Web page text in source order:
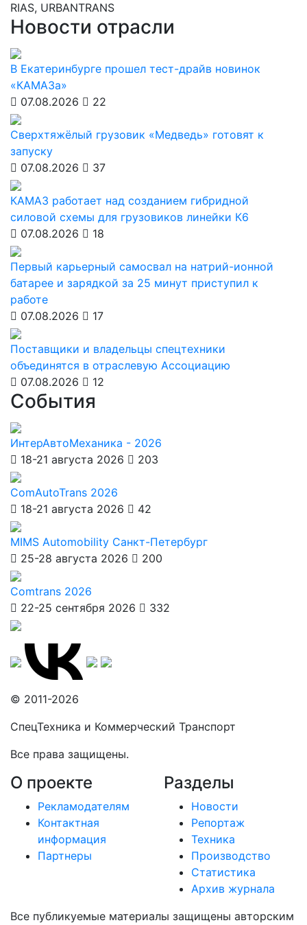
RIAS, URBANTRANS
Новости отрасли
В Екатеринбурге прошел тест-драйв новинок
«КАМАЗа»
07.08.2026
22
Сверхтяжёлый грузовик «Медведь» готовят к
запуску
07.08.2026
37
КАМАЗ работает над созданием гибридной
силовой схемы для грузовиков линейки К6
07.08.2026
18
Первый карьерный самосвал на натрий-ионной
батарее и зарядкой за 25 минут приступил к
работе
07.08.2026
17
Поставщики и владельцы спецтехники
объединятся в отраслевую Ассоциацию
07.08.2026
12
События
ИнтерАвтоМеханика - 2026
18-21 августа 2026
203
ComAutoTrans 2026
18-21 августа 2026
42
MIMS Automobility Санкт-Петербург
25-28 августа 2026
200
Comtrans 2026
22-25 сентября 2026
332
© 2011-2026
СпецТехника и Коммерческий Транспорт
Все права защищены.
О проекте
Рекламодателям
Контактная
информация
Партнеры
Разделы
Новости
Репортаж
Техника
Производство
Статистика
Архив журнала
Все публикуемые материалы защищены авторским